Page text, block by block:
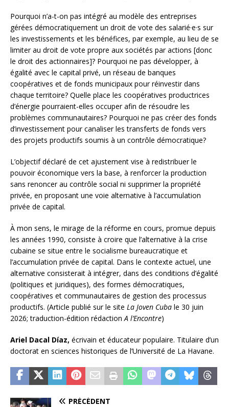
Pourquoi n’a-t-on pas intégré au modèle des entreprises
gérées démocratiquement un droit de vote des salarié·e·s sur
les investissements et les bénéfices, par exemple, au lieu de se
limiter au droit de vote propre aux sociétés par actions [donc
le droit des actionnaires]? Pourquoi ne pas développer, à
égalité avec le capital privé, un réseau de banques
coopératives et de fonds municipaux pour réinvestir dans
chaque territoire? Quelle place les coopératives productrices
d’énergie pourraient-elles occuper afin de résoudre les
problèmes communautaires? Pourquoi ne pas créer des fonds
d’investissement pour canaliser les transferts de fonds vers
des projets productifs soumis à un contrôle démocratique?
L’objectif déclaré de cet ajustement vise à redistribuer le
pouvoir économique vers la base, à renforcer la production
sans renoncer au contrôle social ni supprimer la propriété
privée, en proposant une voie alternative à l’accumulation
privée de capital.
À mon sens, le mirage de la réforme en cours, promue depuis
les années 1990, consiste à croire que l’alternative à la crise
cubaine se situe entre le socialisme bureaucratique et
l’accumulation privée de capital. Dans le contexte actuel, une
alternative consisterait à intégrer, dans des conditions d’égalité
(politiques et juridiques), des formes démocratiques,
coopératives et communautaires de gestion des processus
productifs. (Article publié sur le site La Joven Cuba le 30 juin
2026; traduction-édition rédaction A l’Encontre)
Ariel Dacal Díaz, écrivain et éducateur populaire. Titulaire d’un
doctorat en sciences historiques de l’Université de La Havane.
PRÉCÉDENT